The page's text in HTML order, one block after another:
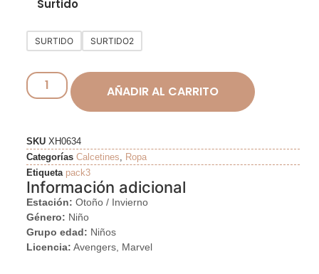
Surtido
SURTIDO SURTIDO2
AÑADIR AL CARRITO
SKU XH0634
Categorías Calcetines
Ropa
Etiqueta pack3
Información adicional
Estación: Otoño / Invierno
Género: Niño
Grupo edad: Niños
Licencia: Avengers, Marvel